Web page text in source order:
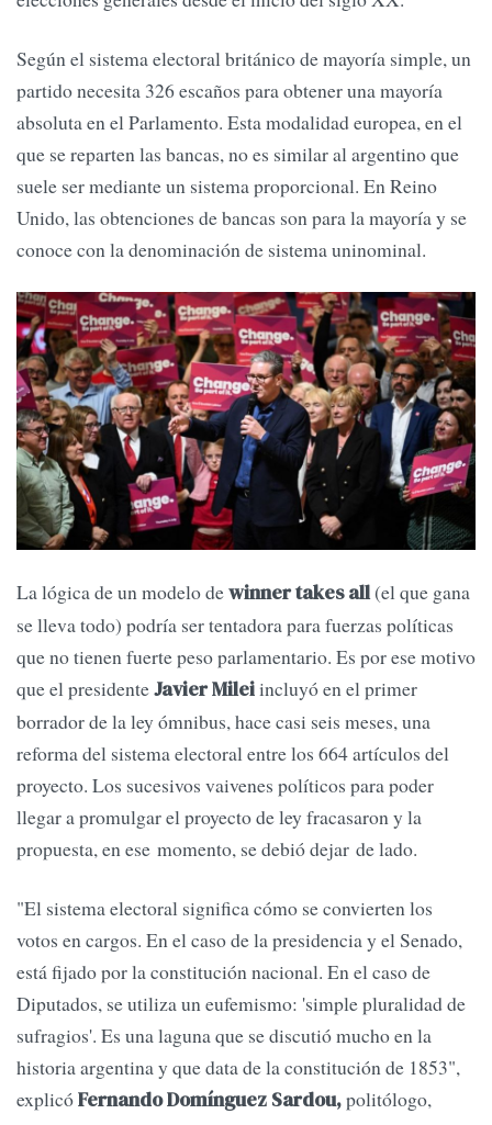
Según el sistema electoral británico de mayoría simple, un
partido necesita 326 escaños para obtener una mayoría
absoluta en el Parlamento. Esta modalidad europea, en el
que se reparten las bancas, no es similar al argentino que
suele ser mediante un sistema proporcional. En Reino
Unido, las obtenciones de bancas son para la mayoría y se
conoce con la denominación de sistema uninominal.
La lógica de un modelo dewinner takes all(el que gana
se lleva todo) podría ser tentadora para fuerzas políticas
que no tienen fuerte peso parlamentario. Es por ese motivo
que el presidenteJavier Mileiincluyó en el primer
borrador de la ley ómnibus, hace casi seis meses, una
reforma del sistema electoral entre los 664 artículos del
proyecto. Los sucesivos vaivenes políticos para poder
llegar a promulgar el proyecto de ley fracasaron y la
propuesta, en ese momento, se debió dejar de lado.
"El sistema electoral significa cómo se convierten los
votos en cargos. En el caso de la presidencia y el Senado,
está fijado por la constitución nacional. En el caso de
Diputados, se utiliza un eufemismo: 'simple pluralidad de
sufragios'. Es una laguna que se discutió mucho en la
historia argentina y que data de la constitución de 1853",
explicóFernando Domínguez Sardou,politólogo,